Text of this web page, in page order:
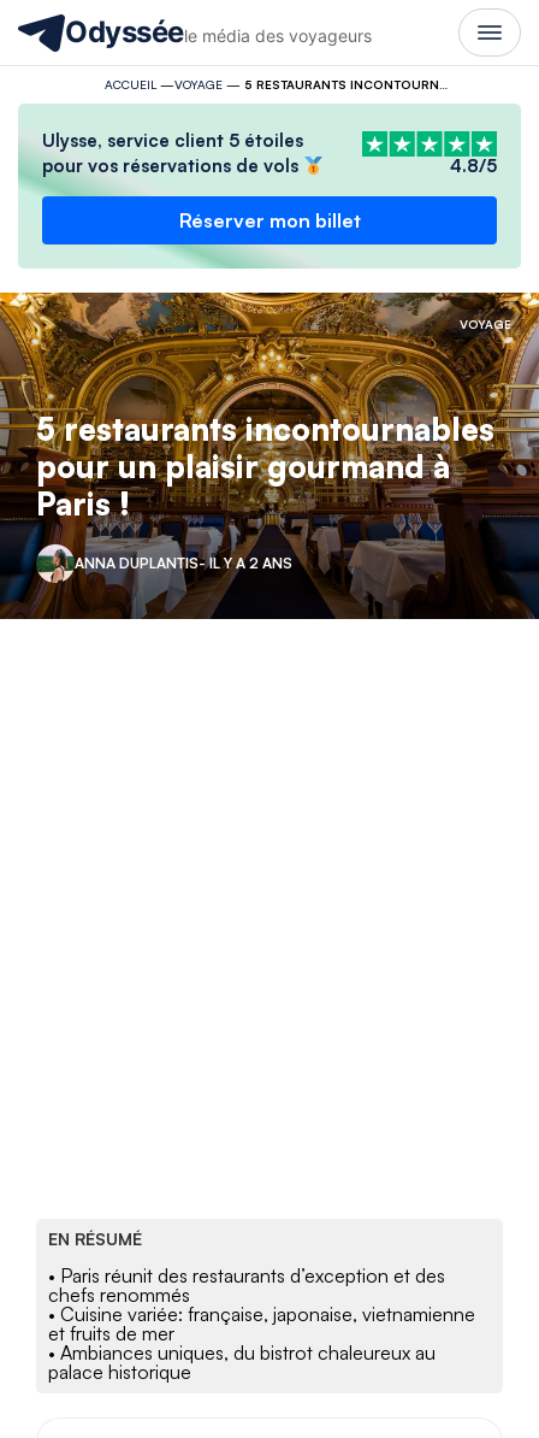
Odysséele média des voyageurs
ACCUEIL —VOYAGE—
Ulysse, service client 5 étoiles
pour vos réservations de vols
4.8/5
Réserver mon billet
VOYAGE
5 restaurants incontournables
pour un plaisir gourmand à
Paris !
ANNA DUPLANTIS- IL Y A 2 ANS
EN RÉSUMÉ
• Paris réunit des restaurants d’exception et des
chefs renommés
• Cuisine variée: française, japonaise, vietnamienne
et fruits de mer
• Ambiances uniques, du bistrot chaleureux au
palace historique